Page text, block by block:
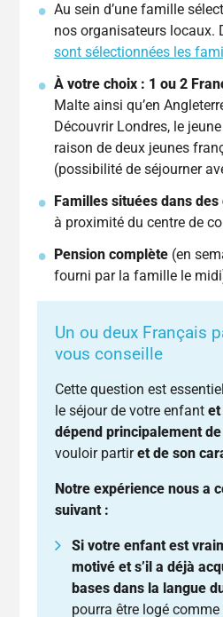
des jeunes, tout en
programme de sports et
offre également la
plusieurs options, telles
Découvrir Londres ou
Potter – Warner Bros en
en Angleterre et en Irlande,
en Irlande, Surf, Cocktail
Au sein d’une famille
nos organisateurs locaux.
sont sélectionnées les
À votre choix : 1 ou 2
Malte ainsi qu’en
Découvrir Londres, le
raison de deux jeunes
(possibilité de séjourner
Familles situées dans
à proximité du centre de
Pension complète(en
fourni par la famille le
Un ou deux Français
vous conseille
Cette question est
le séjour de votre enfant
dépend principalement
vouloir partiret de son
Notre expérience nous a
suivant :
Si votre enfant est
motivé et s’il a déjà
bases dans la langue
pourra être logé comme